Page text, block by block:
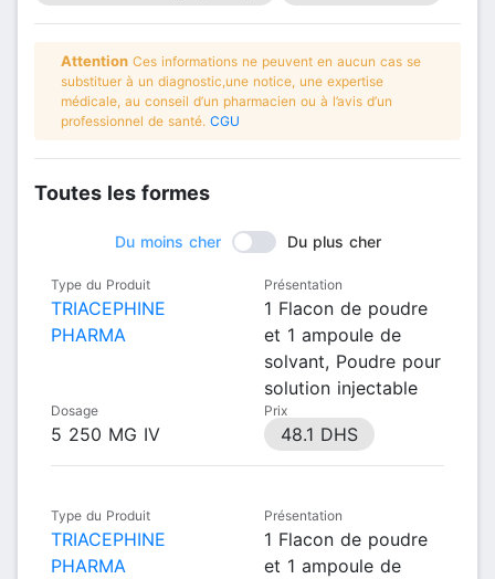
Attention Ces informations ne peuvent en aucun cas se
substituer à un diagnostic,une notice, une expertise
médicale, au conseil d’un pharmacien ou à l’avis d’un
professionnel de santé. CGU
Toutes les formes
Du moins cher Du plus cher
Type du Produit
TRIACEPHINE
PHARMA
Présentation
1 Flacon de poudre
et 1 ampoule de
solvant, Poudre pour
solution injectable
Dosage
5 250 MG IV
Prix
48.1 DHS
Type du Produit
TRIACEPHINE
PHARMA
Présentation
1 Flacon de poudre
et 1 ampoule de